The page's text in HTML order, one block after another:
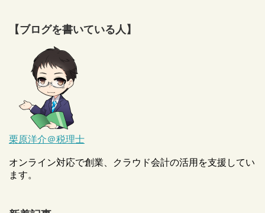
【ブログを書いている人】
栗原洋介＠税理士
オンライン対応で創業、クラウド会計の活用を支援してい
ます。